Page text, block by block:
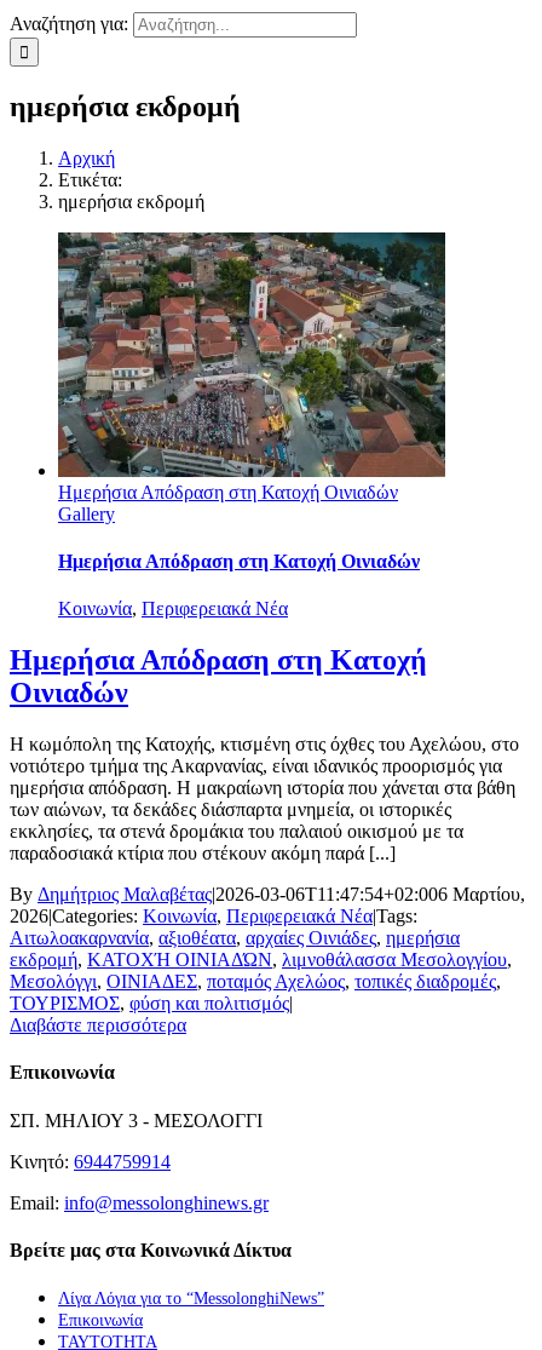
Αναζήτηση για:
ημερήσια εκδρομή
Αρχική
Ετικέτα:
ημερήσια εκδρομή
Ημερήσια Απόδραση στη Κατοχή Οινιαδών
Gallery
Ημερήσια Απόδραση στη Κατοχή Οινιαδών
Κοινωνία, Περιφερειακά Νέα
Ημερήσια Απόδραση στη Κατοχή
Οινιαδών
Η κωμόπολη της Κατοχής, κτισμένη στις όχθες του Αχελώου, στο
νοτιότερο τμήμα της Ακαρνανίας, είναι ιδανικός προορισμός για
ημερήσια απόδραση. Η μακραίωνη ιστορία που χάνεται στα βάθη
των αιώνων, τα δεκάδες διάσπαρτα μνημεία, οι ιστορικές
εκκλησίες, τα στενά δρομάκια του παλαιού οικισμού με τα
παραδοσιακά κτίρια που στέκουν ακόμη παρά [...]
By Δημήτριος Μαλαβέτας|2026-03-06T11:47:54+02:006 Μαρτίου,
2026|Categories: Κοινωνία, Περιφερειακά Νέα|Tags:
Αιτωλοακαρνανία, αξιοθέατα, αρχαίες Οινιάδες, ημερήσια
εκδρομή, ΚΑΤΟΧΉ ΟΙΝΙΑΔΏΝ, λιμνοθάλασσα Μεσολογγίου,
Μεσολόγγι, ΟΙΝΙΑΔΕΣ, ποταμός Αχελώος, τοπικές διαδρομές,
ΤΟΥΡΙΣΜΟΣ, φύση και πολιτισμός|
Διαβάστε περισσότερα
Επικοινωνία
ΣΠ. ΜΗΛΙΟΥ 3 - ΜΕΣΟΛΟΓΓΙ
Κινητό: 6944759914
Email: info@messolonghinews.gr
Βρείτε μας στα Κοινωνικά Δίκτυα
Λίγα Λόγια για το “MessolonghiNews”
Επικοινωνία
ΤΑΥΤΟΤΗΤΑ